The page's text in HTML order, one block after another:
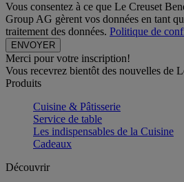
Vous consentez à ce que Le Creuset
Group AG gèrent vos données en tant
traitement des données. Politique de
Merci pour votre inscription!
Vous recevrez bientôt des nouvelles de
Produits
Cuisine & Pâtisserie
Service de table
Les indispensables de la Cuisine
Cadeaux
Découvrir